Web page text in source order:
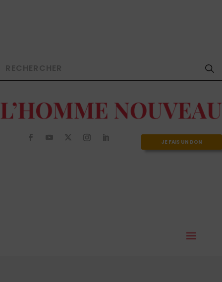
JE FAIS UN DON